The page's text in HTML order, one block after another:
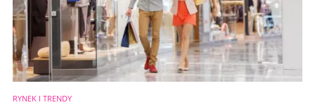
RYNEK I TRENDY